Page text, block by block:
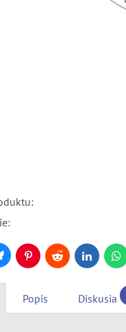
PinterestReddit LinkedIn
Popis Diskusia